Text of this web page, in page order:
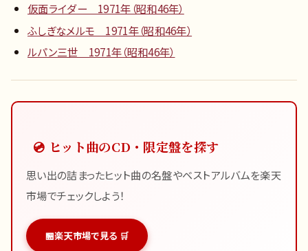
仮面ライダー 1971年（昭和46年）
ふしぎなメルモ 1971年（昭和46年）
ルパン三世 1971年（昭和46年）
💿 ヒット曲のCD・限定盤を探す
思い出の詰まったヒット曲の名盤やベストアルバムを楽天
市場でチェックしよう！
楽天市場で見る 🛒